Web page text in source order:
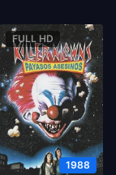
FULL HD
1988